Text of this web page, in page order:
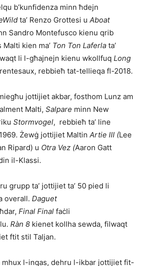
b’kunfidenza minn ħdejn
ta’ Renzo Grottesi u Aboat
Sandro Montefusco kienu qrib
kien ma’ Ton Ton Laferla ta’
li l-għajnejn kienu wkollfuq Long
rebbieħ tat-tellieqa fl-2018.
jottijiet akbar, fosthom Lunz am
Malti, Salpare minn New
Stormvogel, rebbieħ ta’ line
Żewġ jottijiet Maltin Artie III (Lee
Ripard) u Otra Vez (Aaron Gatt
il-Klassi.
grupp ta’ jottijiet ta’ 50 pied li
overall. Daguet
Final Final faċli
Ràn 8 kienet kollha sewda, filwaqt
ftit stil Taljan.
mhux l-inqas, dehru l-ikbar jottijiet fit-